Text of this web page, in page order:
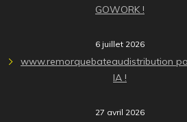
GOWORK !
6 juillet 2026
www.remorquebateaudistribution
IA !
27 avril 2026